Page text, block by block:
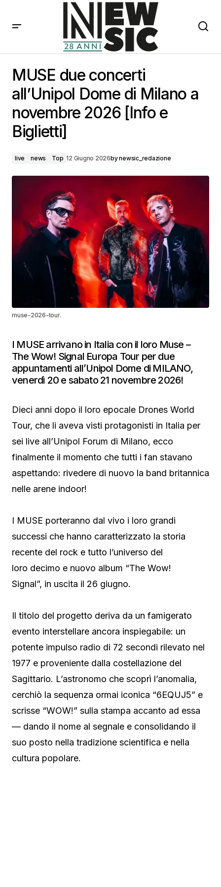
novembre 2026 [Info e Biglietti]
MUSE due concerti
all’Unipol Dome di Milano a
novembre 2026 [Info e
Biglietti]
live news Top 12 Giugno 2026bynewsic_redazione
muse-2026-tour.
I MUSE arrivano in Italia con il loro Muse –
The Wow! Signal Europa Tour per due
appuntamenti all’Unipol Dome di MILANO,
venerdì 20 e sabato 21 novembre 2026!
Dieci anni dopo il loro epocale Drones World
Tour, che li aveva visti protagonisti in Italia per
sei live all’Unipol Forum di Milano, ecco
finalmente il momento che tutti i fan stavano
aspettando: rivedere di nuovo la band britannica
nelle arene indoor!
I MUSE porteranno dal vivo i loro grandi
successi che hanno caratterizzato la storia
recente del rock e tutto l’universo del
loro decimo e nuovo album “The Wow!
Signal”, in uscita il 26 giugno.
Il titolo del progetto deriva da un famigerato
evento interstellare ancora inspiegabile: un
potente impulso radio di 72 secondi rilevato nel
1977 e proveniente dalla costellazione del
Sagittario. L’astronomo che scoprì l’anomalia,
cerchiò la sequenza ormai iconica “6EQUJ5” e
scrisse “WOW!” sulla stampa accanto ad essa
— dando il nome al segnale e consolidando il
suo posto nella tradizione scientifica e nella
cultura popolare.